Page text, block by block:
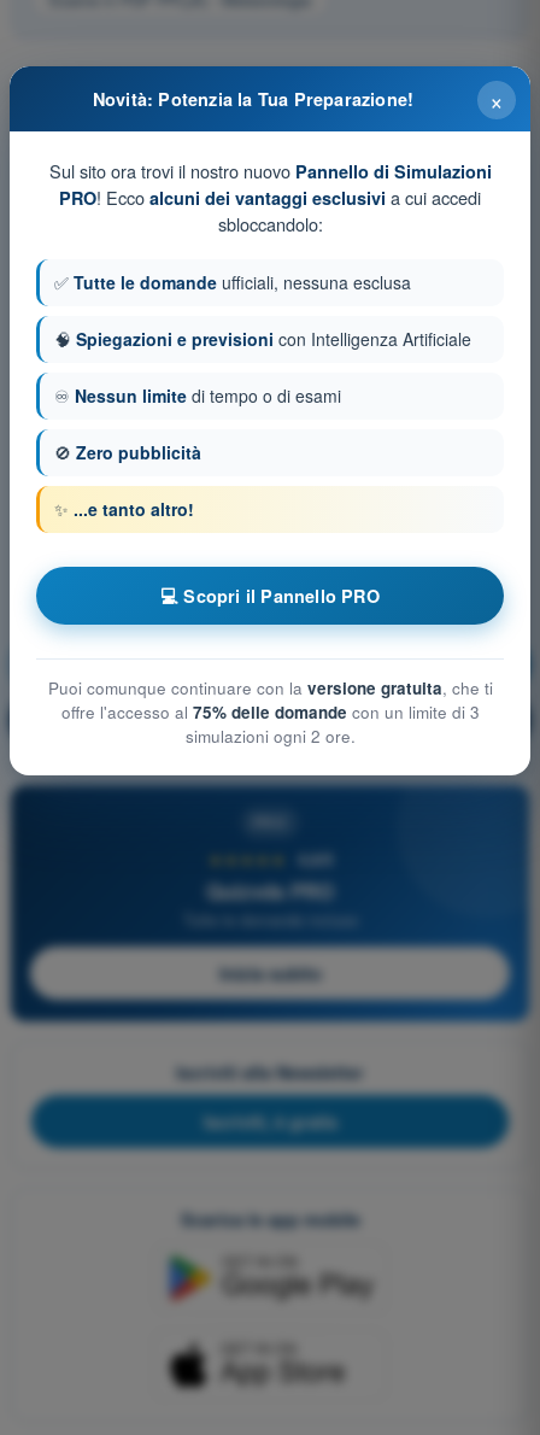
Meteorologia Allenamento!
🔒 PRO Spiegazione domanda
4,6/5
Quizvds PRO
Inizia subito
Iscriviti alla Newsletter
Iscriviti, è gratis
Scarica le app mobile
×
Novità: Potenzia la Tua Preparazione!
Sul sito ora trovi il nostro nuovo Pannello di Simulazioni
PRO! Ecco alcuni dei vantaggi esclusivi a cui accedi
sbloccandolo:
✅ Tutte le domande ufficiali, nessuna esclusa
🧠 Spiegazioni e previsioni con Intelligenza Artificiale
♾️ Nessun limite di tempo o di esami
🚫 Zero pubblicità
✨ ...e tanto altro!
💻 Scopri il Pannello PRO
Puoi comunque continuare con la versione gratuita, che ti
offre l'accesso al 75% delle domande con un limite di 3
simulazioni ogni 2 ore.